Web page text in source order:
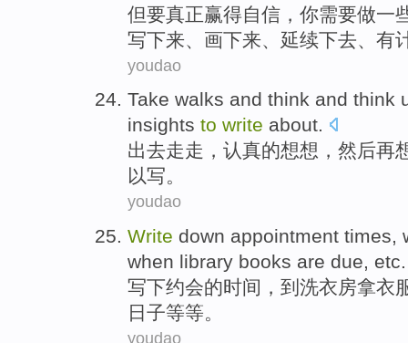
但要真正赢得自信 ， 你需要做一
写下来
画下来 延续下去 有
youdao
Take walks and think and think
insights to write about.
出去走走 ，认真的想想 ， 然后再
以写。
youdao
Write down appointment times,
when library books are due, etc.
写下约会的时间 ， 到 洗衣房拿衣
日子等等。
youdao